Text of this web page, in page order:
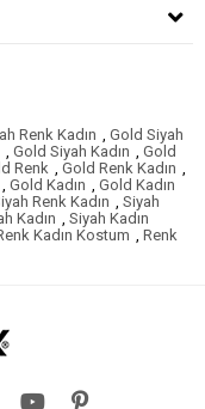
Renk Kadın , Gold Siyah
, Gold Siyah Kadın , Gold
Renk , Gold Renk Kadın ,
, Gold Kadın , Gold Kadın
Renk Kadın , Siyah
Kadın , Siyah Kadın
Kadın Kostum , Renk